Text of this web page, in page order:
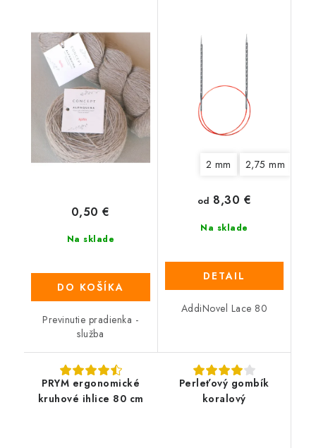
Na sklade
0,50 €
DO KOŠÍKA
Previnutie pradienka -
služba
2 mm 2,75 mm
Na sklade
od 8,30 €
DETAIL
AddiNovel Lace 80
PRYM ergonomické
kruhové ihlice 80 cm
Perleťový gombík
koralový